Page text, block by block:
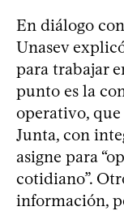
En diálogo
Unasev
para trabajar
punto es la
operativo,
Junta, con
asigne para
cotidiano”.
información,